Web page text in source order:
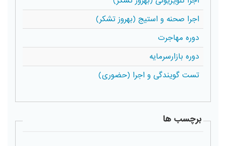
اجرا صحنه و استیج (بهروز تشکر)
دوره مهاجرت
دوره بازارسرمایه
تست گویندگی و اجرا (حضوری)
برچسب ها